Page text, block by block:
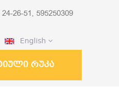
26-51, 595250309
English
რუკა